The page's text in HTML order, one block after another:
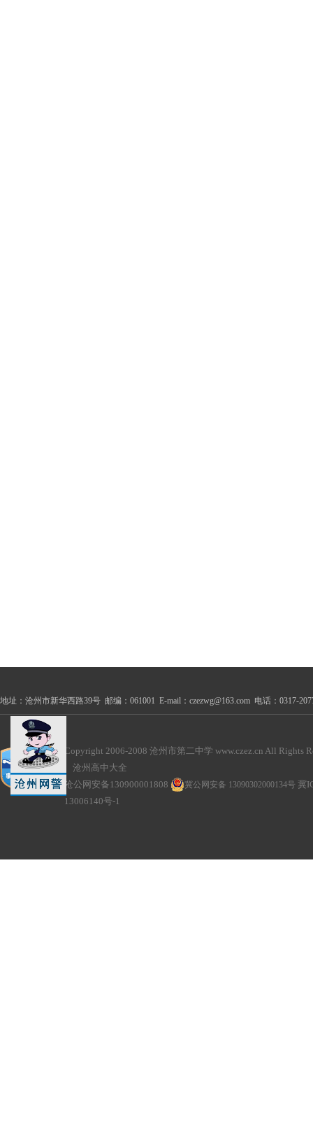
地址：沧州市新华西路39号 邮编：061001 E-mail：czezwg@163.com 电话：0317-
Copyright 2006-2008 沧州市第二中学 www.czez.cn All Rights
沧州高中大全
沧公网安备130900001808
冀公网安备 13090302000134号 冀
13006140号-1